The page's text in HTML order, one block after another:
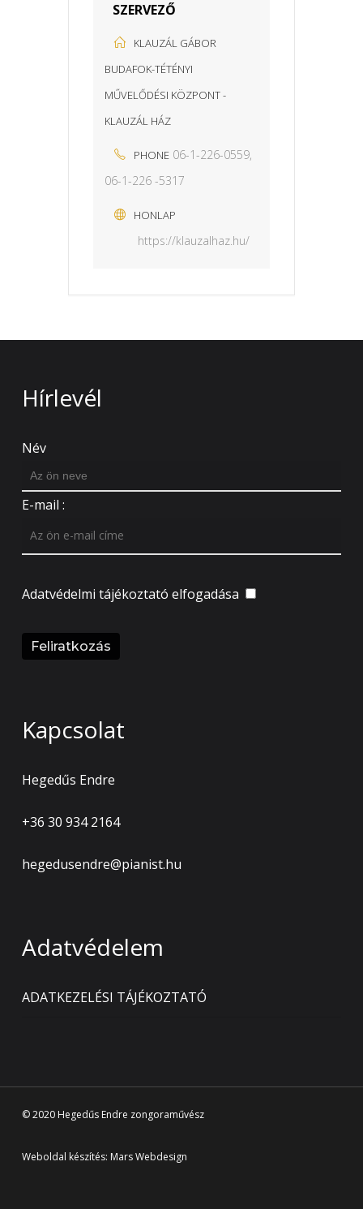
SZERVEZŐ
KLAUZÁL GÁBOR
BUDAFOK-TÉTÉNYI
MŰVELŐDÉSI KÖZPONT -
KLAUZÁL HÁZ
PHONE 06-1-226-0559,
06-1-226 -5317
HONLAP
https://klauzalhaz.hu/
Hírlevél
Név
E-mail :
Adatvédelmi tájékoztató elfogadása
Kapcsolat
Hegedűs Endre
+36 30 934 2164
hegedusendre@pianist.hu
Adatvédelem
ADATKEZELÉSI TÁJÉKOZTATÓ
© 2020 Hegedűs Endre zongoraművész
Weboldal készítés: Mars Webdesign